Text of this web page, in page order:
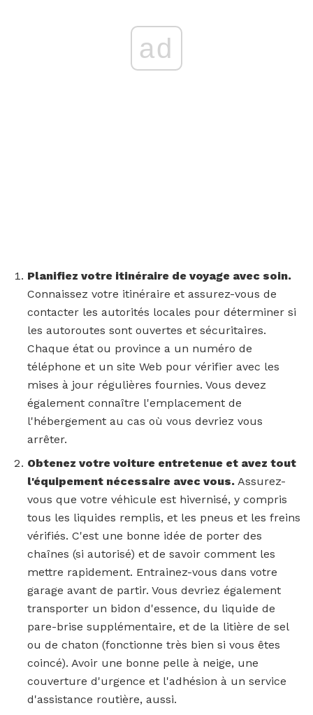
ad
Planifiez votre itinéraire de voyage avec soin.
Connaissez votre itinéraire et assurez-vous de
contacter les autorités locales pour déterminer si
les autoroutes sont ouvertes et sécuritaires.
Chaque état ou province a un numéro de
téléphone et un site Web pour vérifier avec les
mises à jour régulières fournies. Vous devez
également connaître l'emplacement de
l'hébergement au cas où vous devriez vous
arrêter.
Obtenez votre voiture entretenue et avez tout
l'équipement nécessaire avec vous. Assurez-
vous que votre véhicule est hivernisé, y compris
tous les liquides remplis, et les pneus et les freins
vérifiés. C'est une bonne idée de porter des
chaînes (si autorisé) et de savoir comment les
mettre rapidement. Entrainez-vous dans votre
garage avant de partir. Vous devriez également
transporter un bidon d'essence, du liquide de
pare-brise supplémentaire, et de la litière de sel
ou de chaton (fonctionne très bien si vous êtes
coincé). Avoir une bonne pelle à neige, une
couverture d'urgence et l'adhésion à un service
d'assistance routière, aussi.